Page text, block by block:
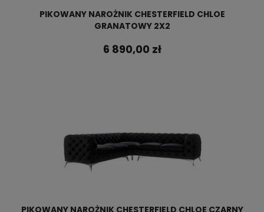
PIKOWANY NAROŻNIK CHESTERFIELD CHLOE
GRANATOWY 2X2
6 890,00 zł
PIKOWANY NAROŻNIK CHESTERFIELD CHLOE CZARNY